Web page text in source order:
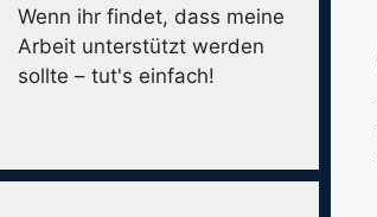
Wenn ihr findet, dass meine
Arbeit unterstützt werden
sollte – tut's einfach!